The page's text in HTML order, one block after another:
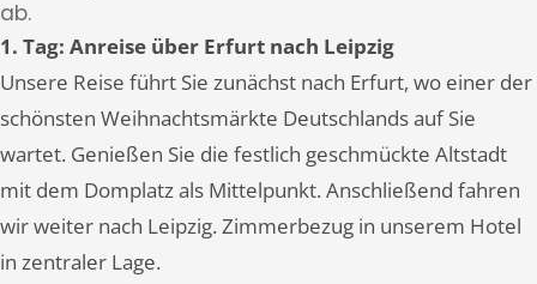
ab.
1. Tag: Anreise über Erfurt nach Leipzig
Unsere Reise führt Sie zunächst nach Erfurt, wo einer der
schönsten Weihnachtsmärkte Deutschlands auf Sie
wartet. Genießen Sie die festlich geschmückte Altstadt
mit dem Domplatz als Mittelpunkt. Anschließend fahren
wir weiter nach Leipzig. Zimmerbezug in unserem Hotel
in zentraler Lage.